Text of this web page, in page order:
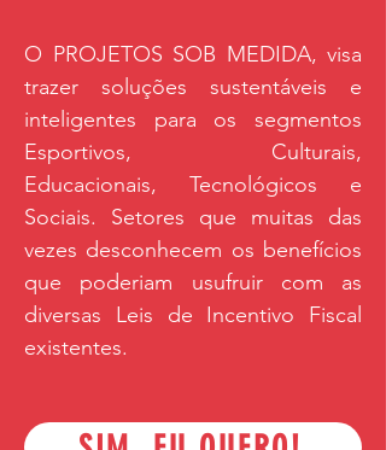
O PROJETOS SOB MEDIDA, visa
trazer soluções sustentáveis e
inteligentes para os segmentos
Esportivos, Culturais,
Educacionais, Tecnológicos e
Sociais. Setores que muitas das
vezes desconhecem os benefícios
que poderiam usufruir com as
diversas Leis de Incentivo Fiscal
existentes.